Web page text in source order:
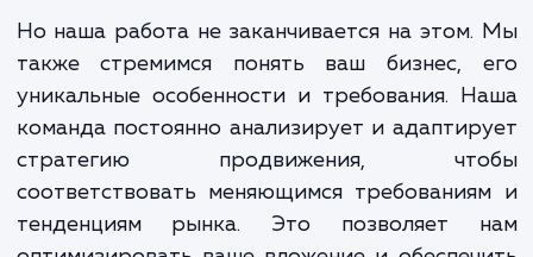
Наши задачи включают в себя
анализ вашего сайта, изучение его
оптимизацию контента,
технического SEO-аудита, повышение
безопасности сайта и многое другое. Все
осуществляется с целью повышения
видимости в поисковых